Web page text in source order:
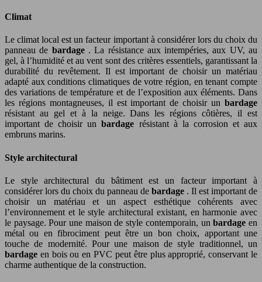
Climat
Le climat local est un facteur important à considérer lors du choix du
panneau de bardage . La résistance aux intempéries, aux UV, au
gel, à l’humidité et au vent sont des critères essentiels, garantissant la
durabilité du revêtement. Il est important de choisir un matériau
adapté aux conditions climatiques de votre région, en tenant compte
des variations de température et de l’exposition aux éléments. Dans
les régions montagneuses, il est important de choisir un bardage
résistant au gel et à la neige. Dans les régions côtières, il est
important de choisir unbardage résistant à la corrosion et aux
embruns marins.
Style architectural
Le style architectural du bâtiment est un facteur important à
considérer lors du choix du panneau de bardage . Il est important de
choisir un matériau et un aspect esthétique cohérents avec
l’environnement et le style architectural existant, en harmonie avec
le paysage. Pour une maison de style contemporain, unbardageen
métal ou en fibrociment peut être un bon choix, apportant une
touche de modernité. Pour une maison de style traditionnel, un
bardage en bois ou en PVC peut être plus approprié, conservant le
charme authentique de la construction.